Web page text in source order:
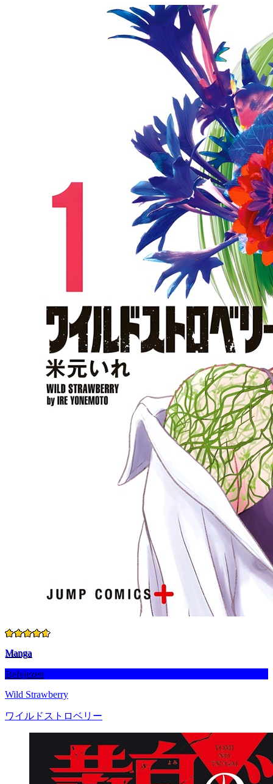
Manga
Befejezett
Wild Strawberry
ワイルドストロベリー